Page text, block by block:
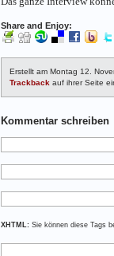
Share and Enjoy:
Erstellt am Montag 12.
Trackback auf ihrer Seite
Kommentar schreiben
XHTML: Sie können diese Tags